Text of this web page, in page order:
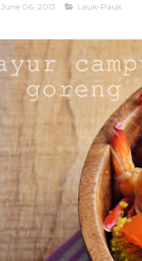
June 06, 2013 Lauk-Pauk